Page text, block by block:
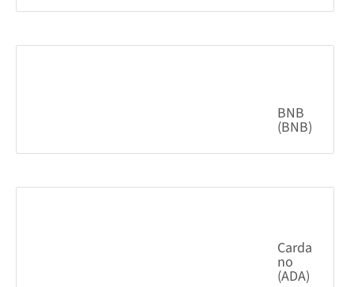
$1,904.59 2.03%
BNB
(BNB)
$593.41 0.44%
Carda
no
(ADA)